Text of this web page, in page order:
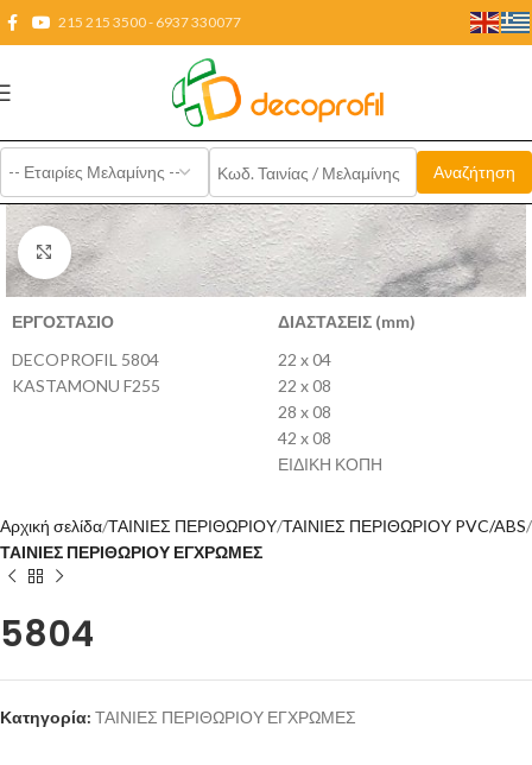
215 215 3500 - 6937 330077
Click to enlarge
ΕΡΓΟΣΤΑΣΙΟ
DECOPROFIL 5804
KASTAMONU F255
ΔΙΑΣΤΑΣΕΙΣ (mm)
22 x 04
22 x 08
28 x 08
42 x 08
ΕΙΔΙΚΗ ΚΟΠΗ
Αρχική σελίδα ΤΑΙΝΙΕΣ ΠΕΡΙΘΩΡΙΟΥ ΤΑΙΝΙΕΣ ΠΕΡΙΘΩΡΙΟΥ PVC/ABS
ΤΑΙΝΙΕΣ ΠΕΡΙΘΩΡΙΟΥ ΕΓΧΡΩΜΕΣ
5804
Κατηγορία: ΤΑΙΝΙΕΣ ΠΕΡΙΘΩΡΙΟΥ ΕΓΧΡΩΜΕΣ